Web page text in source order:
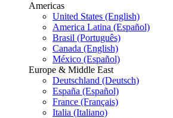
Americas
United States (English)
America Latina (Español)
Brasil (Português)
Canada (English)
México (Español)
Europe & Middle East
Deutschland (Deutsch)
España (Español)
France (Français)
Italia (Italiano)